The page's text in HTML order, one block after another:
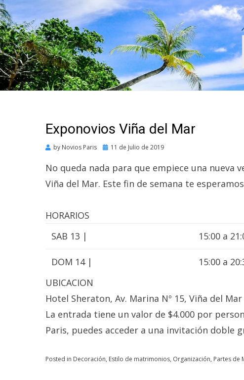
Exponovios Viña del Mar
by Novios Paris
Posted
11 de Julio de 2019
No queda nada para que empiece una nueva
Viña del Mar. Este fin de semana te
HORARIOS
SAB 13 |
15:00 a
DOM 14 |
15:00 a
UBICACION
Hotel Sheraton, Av. Marina Nº 15, Viña del Mar
La entrada tiene un valor de $4.000 por
Paris, puedes acceder a una invitación doble
Posted in Decoración, Estilo de matrimonios, Organización, Partes de